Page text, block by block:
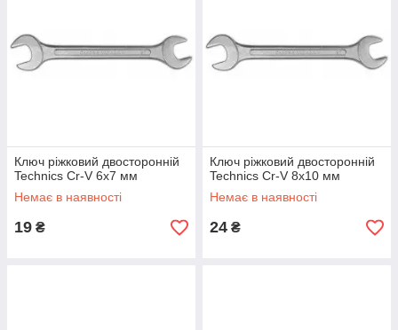
Ключ ріжковий двосторонній
Technics Cr-V 6х7 мм
Немає в наявності
19 ₴
Ключ ріжковий двосторонній
Technics Cr-V 8х10 мм
Немає в наявності
24 ₴